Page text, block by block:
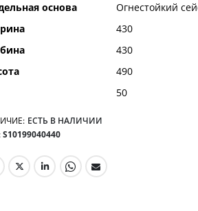
основа
Огнестойкий
430
430
490
50
ЕСТЬ В НАЛИЧИИ
S10199040440